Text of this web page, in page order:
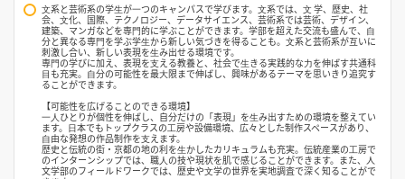
⽂系と芸術系の学⽣が⼀つのキャンパスで学びます。⽂系では、⽂ 学、歴史、社
会、⽂化、国際、テクノロジー、データサイエンス、芸術系では芸術、デザイン、
建築、マンガなどを専⾨的に学ぶことができます。学部を超えた交流も盛んで、⾃
分と異なる専⾨を学ぶ学⽣から新しい気づきを得ることも。⽂系と芸術系が互いに
刺激し合い、新しい表現を⽣み出せる環境です。
専⾨の学びに加え、表現を⽀える教養と、社会で⽣きる実践的な⼒を伸ばす共通科
⽬も充実。⾃分の可能性を最⼤限まで伸ばし、興味があるテーマを思いきり追究す
ることができます。
【可能性を広げることのできる環境】
⼀⼈ひとりが個性を伸ばし、自分だけの「表現」を⽣み出すための環境を整えてい
ます。⽇本でもトップクラスの⼯房や設備環境、広々とした制作スペースがあり、
⾃由な発想の作品制作を⽀えます。
歴史と伝統の街・京都の地の利を⽣かしたカリキュラムも充実。伝統産業の⼯房で
のインターンシップでは、職⼈の技や現状を肌で感じることができます。また、人
文学部のフィールドワークでは、歴史や⽂学の世界を実地調査で深く知ることがで